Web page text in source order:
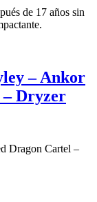
de 17 años sin
– Ankor
– Dryzer
Dragon Cartel –